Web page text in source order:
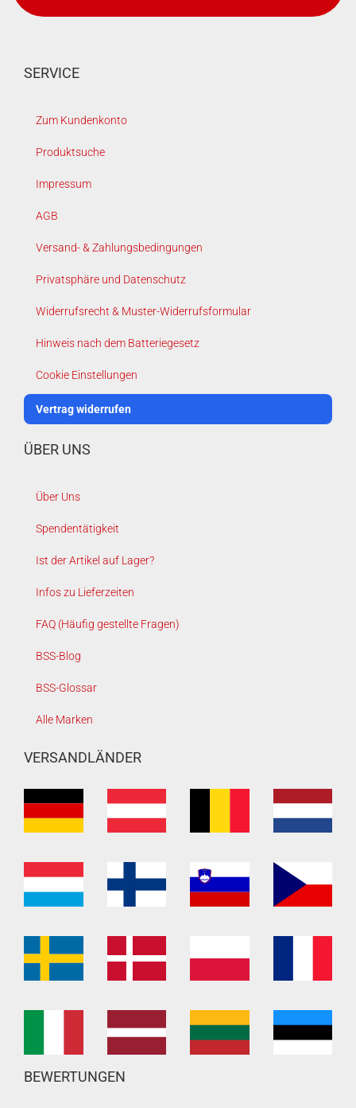
SERVICE
Zum Kundenkonto
Produktsuche
Impressum
AGB
Versand- & Zahlungsbedingungen
Privatsphäre und Datenschutz
Widerrufsrecht & Muster-Widerrufsformular
Hinweis nach dem Batteriegesetz
Cookie Einstellungen
Vertrag widerrufen
ÜBER UNS
Über Uns
Spendentätigkeit
Ist der Artikel auf Lager?
Infos zu Lieferzeiten
FAQ (Häufig gestellte Fragen)
BSS-Blog
BSS-Glossar
Alle Marken
VERSANDLÄNDER
BEWERTUNGEN